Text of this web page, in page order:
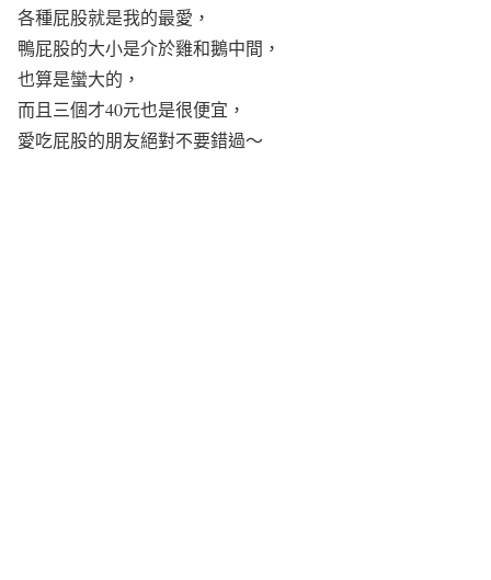
各種屁股就是我的最愛，
鴨屁股的大小是介於雞和鵝中間，
也算是蠻大的，
而且三個才40元也是很便宜，
愛吃屁股的朋友絕對不要錯過～